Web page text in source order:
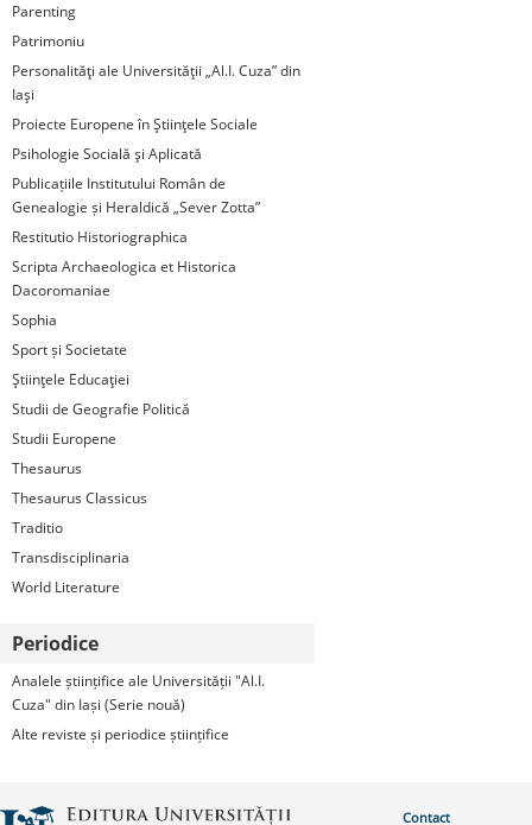
Parenting
Patrimoniu
Personalităţi ale Universităţii „Al.I. Cuza” din
Iaşi
Proiecte Europene în Ştiinţele Sociale
Psihologie Socială şi Aplicată
Publicațiile Institutului Român de
Genealogie și Heraldică „Sever Zotta”
Restitutio Historiographica
Scripta Archaeologica et Historica
Dacoromaniae
Sophia
Sport și Societate
Ştiinţele Educaţiei
Studii de Geografie Politică
Studii Europene
Thesaurus
Thesaurus Classicus
Traditio
Transdisciplinaria
World Literature
Periodice
Analele științifice ale Universității "Al.I.
Cuza" din Iași (Serie nouă)
Alte reviste și periodice științifice
Contact